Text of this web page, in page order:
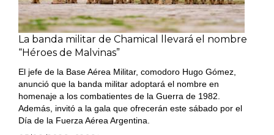
La banda militar de Chamical llevará el nombre
“Héroes de Malvinas”
El jefe de la Base Aérea Militar, comodoro Hugo Gómez,
anunció que la banda militar adoptará el nombre en
homenaje a los combatientes de la Guerra de 1982.
Además, invitó a la gala que ofrecerán este sábado por el
Día de la Fuerza Aérea Argentina.